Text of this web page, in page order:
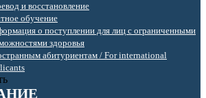
и восстановление
обучение
о поступлении для лиц с ограниченными
здоровья
абитуриентам / For international